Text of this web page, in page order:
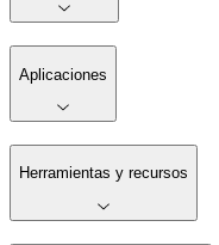
Aplicaciones
Herramientas y recursos